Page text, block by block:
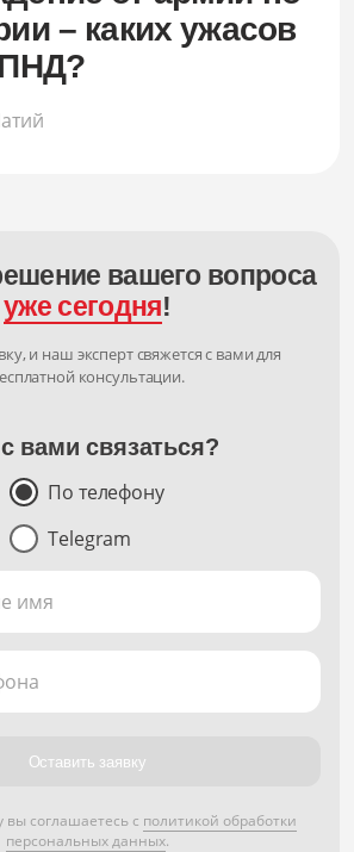
– каких ужасов
вашего вопроса
уже сегодня!
и наш эксперт свяжется с вами для
консультации.
вами связаться?
По телефону
Telegram
имя
Оставить заявку
вы соглашаетесь с политикой обработки
персональных данных.